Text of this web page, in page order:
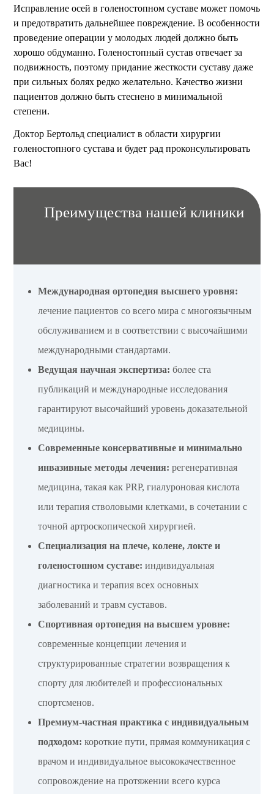
Исправление осей в голеностопном суставе может помочь
и предотвратить дальнейшее повреждение. В особенности
проведение операции у молодых людей должно быть
хорошо обдуманно. Голеностопный сустав отвечает за
подвижность, поэтому придание жесткости суставу даже
при сильных болях редко желательно. Качество жизни
пациентов должно быть стеснено в минимальной
степени.
Доктор Бертольд специалист в области хирургии
голеностопного сустава и будет рад проконсультировать
Вас!
Преимущества нашей клиники
Международная ортопедия высшего уровня:
лечение пациентов со всего мира с многоязычным
обслуживанием и в соответствии с высочайшими
международными стандартами.
Ведущая научная экспертиза: более ста
публикаций и международные исследования
гарантируют высочайший уровень доказательной
медицины.
Современные консервативные и минимально
инвазивные методы лечения: регенеративная
медицина, такая как PRP, гиалуроновая кислота
или терапия стволовыми клетками, в сочетании с
точной артроскопической хирургией.
Специализация на плече, колене, локте и
голеностопном суставе: индивидуальная
диагностика и терапия всех основных
заболеваний и травм суставов.
Спортивная ортопедия на высшем уровне:
современные концепции лечения и
структурированные стратегии возвращения к
спорту для любителей и профессиональных
спортсменов.
Премиум-частная практика с индивидуальным
подходом: короткие пути, прямая коммуникация с
врачом и индивидуальное высококачественное
сопровождение на протяжении всего курса